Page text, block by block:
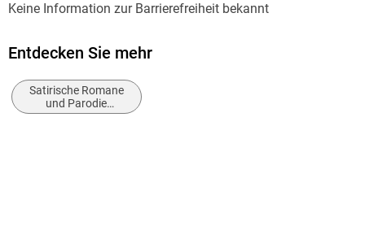
Altersempfehlung
Dieter Hildebrandt
Sprecher/Sprecherin
Keine Information zur Barrierefreiheit bekannt
Entdecken Sie mehr
Satirische Romane
und Parodie
(fiktional)